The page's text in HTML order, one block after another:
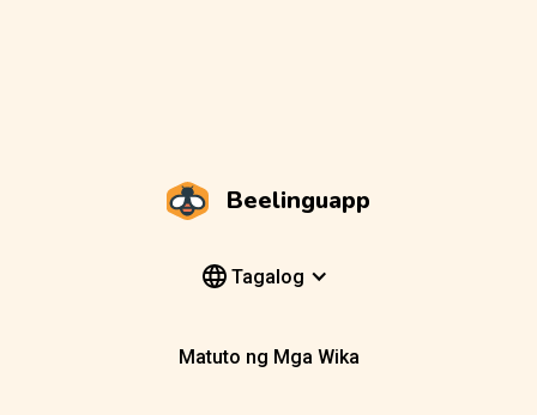
Beelinguapp
Tagalog
Matuto ng Mga Wika